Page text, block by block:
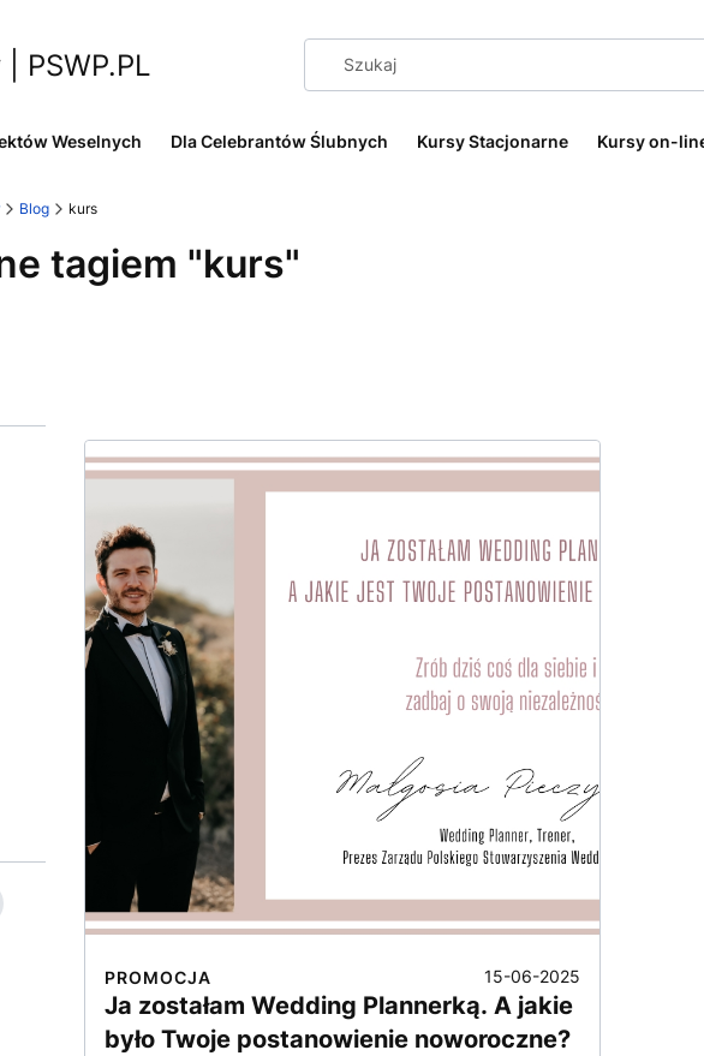
PSWP.PL
Weselnych Dla Celebrantów Ślubnych Kursy Stacjonarne Kursy on-
Blog kurs
tagiem "kurs"
PROMOCJA 15-06-2025
Ja zostałam Wedding Plannerką. A jakie
było Twoje postanowienie noworoczne?